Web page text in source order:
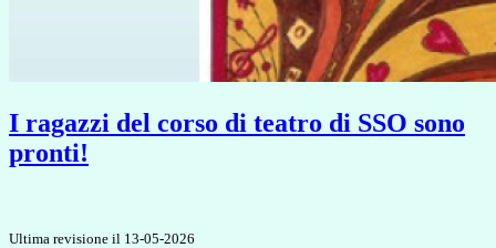
I ragazzi del corso di teatro di SSO sono
pronti!
Ultima revisione il 13-05-2026